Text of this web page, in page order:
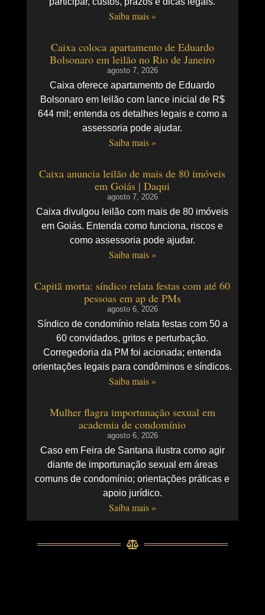
Saiba mais »
Caixa coloca apartamento de Eduardo
Bolsonaro em leilão no Rio de Janeiro
agosto 7, 2026
Caixa oferece apartamento de Eduardo
Bolsonaro em leilão com lance inicial de R$
644 mil; entenda os detalhes legais e como a
assessoria pode ajudar.
Saiba mais »
Caixa anuncia leilão de mais de 80 imóveis
em Goiás | Daqui
agosto 7, 2026
Caixa divulgou leilão com mais de 80 imóveis
em Goiás. Entenda como funciona, riscos e
como assessoria pode ajudar.
Saiba mais »
Capitã morta: síndico relata festas com até 60
pessoas em ap de PMs
agosto 6, 2026
Síndico de condomínio relata festas com 50 a
60 convidados, gritos e perturbação.
Corregedoria da PM foi acionada; entenda
orientações legais para condôminos e síndicos.
Saiba mais »
Mulher flagra importunação sexual em
academia de condomínio
agosto 6, 2026
Caso em Feira de Santana ilustra como agir
diante de importunação sexual em áreas
comuns de condomínio; orientações práticas e
apoio jurídico.
Saiba mais »